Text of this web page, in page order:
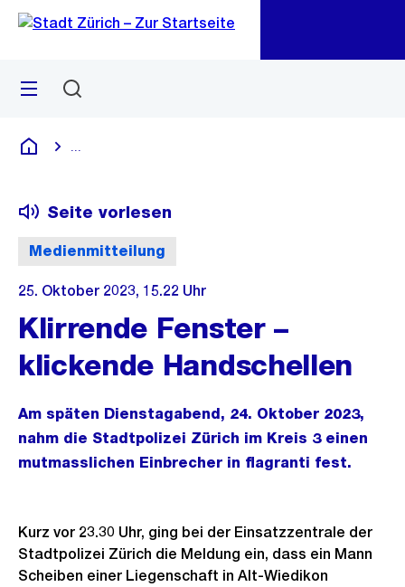
Navigation
Sprunglink
Menü
Deutsch
Medienmitteilung
Seite vorlesen
25. Oktober 2023, 15.22 Uhr
Klirrende Fenster –
klickende Handschellen
Am späten Dienstagabend, 24. Oktober 2023,
nahm die Stadtpolizei Zürich im Kreis 3 einen
mutmasslichen Einbrecher in flagranti fest.
Kurz vor 23.30 Uhr, ging bei der Einsatzzentrale der
Stadtpolizei Zürich die Meldung ein, dass ein Mann
Scheiben einer Liegenschaft in Alt-Wiedikon